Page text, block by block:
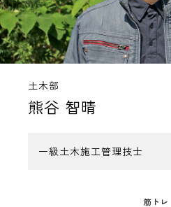
土木部
熊谷 智晴
一級土木施工管理技士